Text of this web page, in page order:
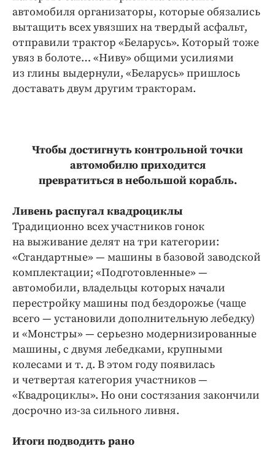
автомобиля организаторы, которые обязались
вытащить всех увязших на твердый асфальт,
отправили трактор «Беларусь». Который тоже
увяз в болоте… «Ниву» общими усилиями
из глины выдернули, «Беларусь» пришлось
доставать двум другим тракторам.
Чтобы достигнуть контрольной точки
автомобилю приходится
превратиться в небольшой корабль.
Ливень распугал квадроциклы
Традиционно всех участников гонок
на выживание делят на три категории:
«Стандартные» — машины в базовой заводской
комплектации; «Подготовленные» —
автомобили, владельцы которых начали
перестройку машины под бездорожье (чаще
всего — установили дополнительную лебедку)
и «Монстры» — серьезно модернизированные
машины, с двумя лебедками, крупными
колесами и т. д. В этом году появилась
и четвертая категория участников —
«Квадроциклы». Но они состязания закончили
досрочно из-за сильного ливня.
Итоги подводить рано